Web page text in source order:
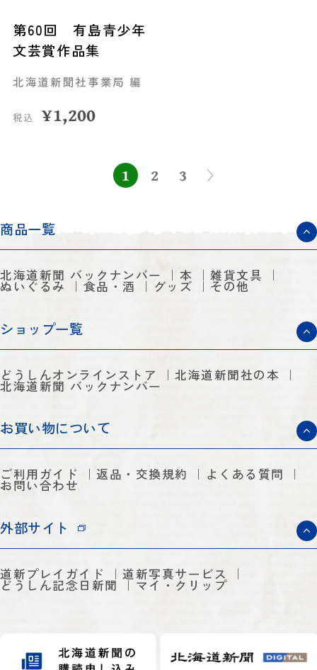
第60回 有島青少年
文芸賞作品集
北海道新聞社事業局 編
税込 ¥1,200
1 2 3
商品一覧
北海道新聞 バックナンバー 本 雑貨文具
ぬいぐるみ 食品・酒 グッズ その他
ショップ一覧
どうしんオンラインストア 北海道新聞社の本
北海道新聞 バックナンバー
お買い物について
ご利用ガイド 返品・交換規約 よくある質問
お問い合わせ
外部サイト
道新プレイガイド 道新写真サービス
どうしん記念日新聞 マイ・クリップ